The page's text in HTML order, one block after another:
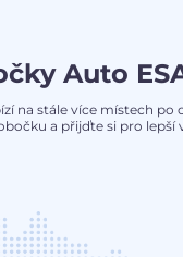
Auto
na stále více místech po
a přijďte si pro lepší